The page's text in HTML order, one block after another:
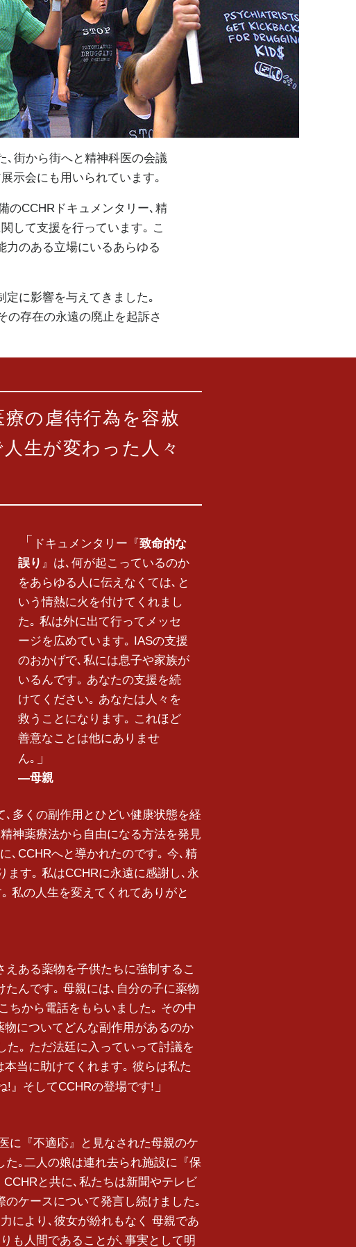
､街から街へと精神科医の会議
示会にも用いられています｡
のCCHRドキュメンタリー､精
して支援を行っています｡ こ
力のある立場にいるあらゆる
定に影響を与えてきました｡
の存在の永遠の廃止を起訴さ
の虐待行為を容赦
生が変わった人々
ドキュメンタリー『致命的な
誤り 』は､何が起こっているのか
をあらゆる人に伝えなくては､と
いう情熱に火を付けてくれまし
た｡ 私は外に出て行ってメッセ
ージを広めています｡ IASの支援
のおかげで､私には息子や家族が
いるんです｡ あなたの支援を続
けてください｡ あなたは人々を
救うことになります｡ これほど
善意なことは他にありませ
ん｡
―母親
多くの副作用とひどい健康状態を経
神薬療法から自由になる方法を発見
､CCHRへと導かれたのです｡ 今､精
ます｡ 私はCCHRに永遠に感謝し､永
私の人生を変えてくれてありがと
ある薬物を子供たちに強制するこ
んです｡ 母親には､自分の子に薬物
ちから電話をもらいました｡ その中
についてどんな副作用があるのか
た｡ ただ法廷に入っていって討議を
当に助けてくれます｡ 彼らは私た
!』そしてCCHRの登場です!
に『不適応』と見なされた母親のケ
た｡二人の娘は連れ去られ施設に『保
と共に､私たちは新聞やテレビ
のケースについて発言し続けました｡
により､彼女が紛れもなく 母親であ
も人間であることが､事実として明